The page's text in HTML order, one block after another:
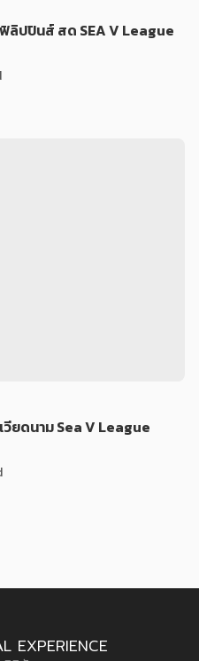
ปปินส์ สด SEA V League
ยดนาม Sea V League
EXPERIENCE